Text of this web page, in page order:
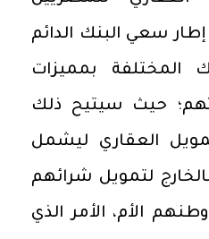
إطار سعي البنك الدائم
المختلفة بمميزات
حيث سيتيح ذلك
العقاري ليشمل
لتمويل شرائهم
الأم، الأمر الذي